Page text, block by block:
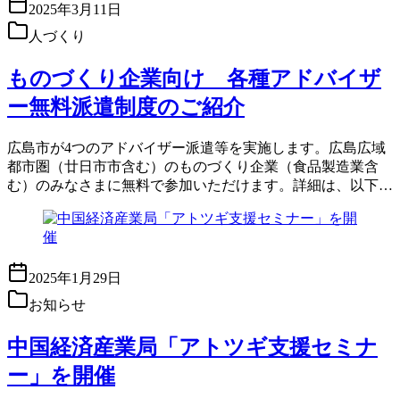
2025年3月11日
人づくり
ものづくり企業向け 各種アドバイザ
ー無料派遣制度のご紹介
広島市が4つのアドバイザー派遣等を実施します。広島広域
都市圏（廿日市市含む）のものづくり企業（食品製造業含
む）のみなさまに無料で参加いただけます。詳細は、以下…
2025年1月29日
お知らせ
中国経済産業局「アトツギ支援セミナ
ー」を開催